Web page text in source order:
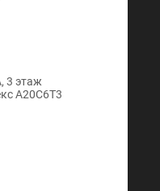
3 этаж
A20C6T3